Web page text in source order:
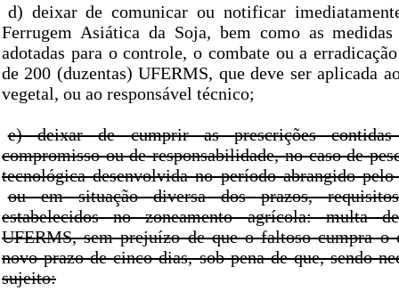
d) deixar de comunicar ou notificar
Ferrugem Asiática da Soja, bem como as medidas
adotadas para o controle, o combate ou a
de 200 (duzentas) UFERMS, que deve ser aplicada
vegetal, ou ao responsável técnico;
e) deixar de cumprir as prescrições
compromisso ou de responsabilidade, no caso de
tecnológica desenvolvida no período abrangido
ou em situação diversa dos prazos,
estabelecidos no zoneamento agrícola: multa
UFERMS, sem prejuízo de que o faltoso cumpra o
novo prazo de cinco dias, sob pena de que, sendo
sujeito: